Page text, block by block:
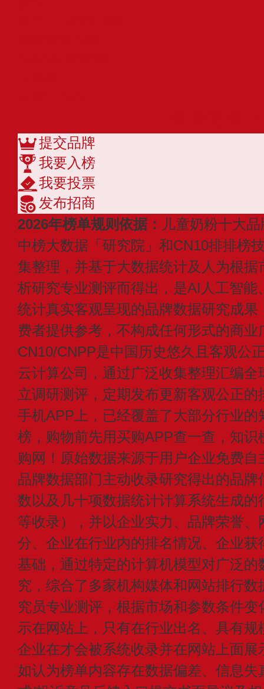
提交品牌
我要入榜
我要投票
发布招商
2026年榜单规则依据： 儿童奶粉十大
中榜大数据「研究院」和CN10排排榜
集整理，并基于大数据统计及人为根
析研究专业测评而得出，是AI人工智能
统计真实客观呈现的品牌数据研究成
费者提供参考，不构成任何形式的商业
CN10/CNPP是中国历史悠久且客观公
云计算公司，通过广泛收集整理汇编
立调研测评，定期发布更新客观公正
手机APP上，已经覆盖了大部分行业
榜，购物前先用买购APP查一查，知
购网！原始数据来源于用户企业免费
品牌数据部门主动收录研究得出的品
数以及几十项数据统计计算系统生成
等收录），并以企业实力、品牌荣誉
分、企业在行业内的排名情况、企业
基础，通过特定的计算机模型对广泛
究，综合了多家机构媒体和网站排行
究员专业测评，根据市场和参数条件
示在网站上，只有在行业出名、具有
企业在才会被系统收录并在网站上面
如认为榜单内容存在数据偏差、信息